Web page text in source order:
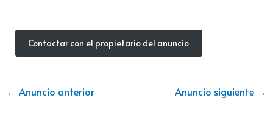
Contactar con el propietario del anuncio
← Anuncio anterior Anuncio siguiente →